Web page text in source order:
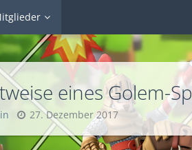
eines Golem-
27. Dezember 2017